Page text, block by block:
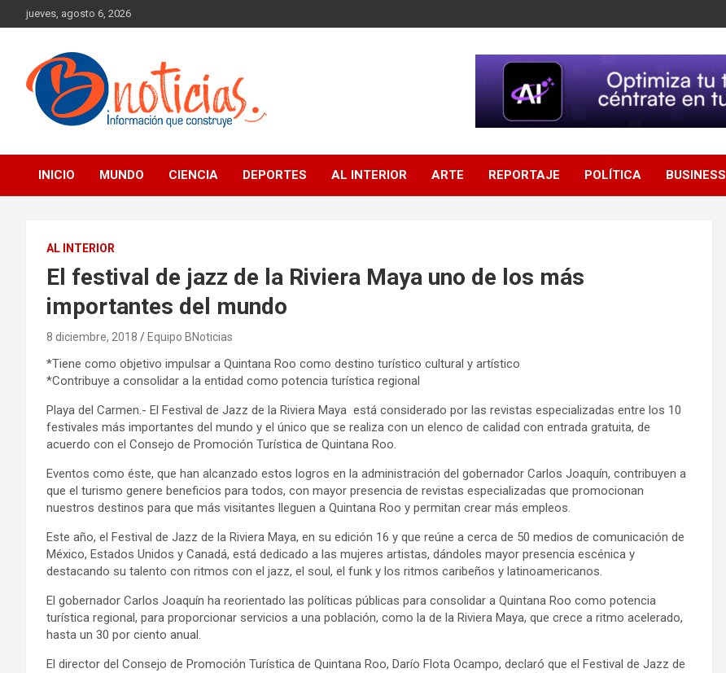
to
jueves, agosto 6, 2026
BNoticias
INICIO MUNDO CIENCIA DEPORTES AL INTERIOR ARTE REPORTAJE POLÍTICA BUSINESS
AL INTERIOR
El festival de jazz de la Riviera Maya uno de los más
importantes del mundo
8 diciembre, 2018 Equipo BNoticias
*Tiene como objetivo impulsar a Quintana Roo como destino turístico cultural y artístico
*Contribuye a consolidar a la entidad como potencia turística regional
Playa del Carmen.- El Festival de Jazz de la Riviera Maya está considerado por las revistas especializadas entre los 10
festivales más importantes del mundo y el único que se realiza con un elenco de calidad con entrada gratuita, de
acuerdo con el Consejo de Promoción Turística de Quintana Roo.
Eventos como éste, que han alcanzado estos logros en la administración del gobernador Carlos Joaquín, contribuyen a
que el turismo genere beneficios para todos, con mayor presencia de revistas especializadas que promocionan
nuestros destinos para que más visitantes lleguen a Quintana Roo y permitan crear más empleos.
Este año, el Festival de Jazz de la Riviera Maya, en su edición 16 y que reúne a cerca de 50 medios de comunicación de
México, Estados Unidos y Canadá, está dedicado a las mujeres artistas, dándoles mayor presencia escénica y
destacando su talento con ritmos con el jazz, el soul, el funk y los ritmos caribeños y latinoamericanos.
El gobernador Carlos Joaquín ha reorientado las políticas públicas para consolidar a Quintana Roo como potencia
turística regional, para proporcionar servicios a una población, como la de la Riviera Maya, que crece a ritmo acelerado,
hasta un 30 por ciento anual.
El director del Consejo de Promoción Turística de Quintana Roo, Darío Flota Ocampo, declaró que el Festival de Jazz de